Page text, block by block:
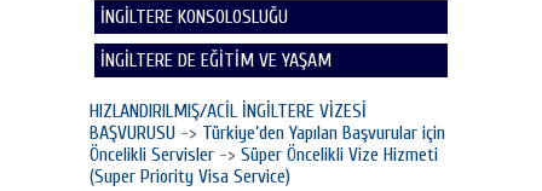
İNGİLTERE KONSOLOSLUĞU
İNGİLTERE DE EĞİTİM VE YAŞAM
HIZLANDIRILMIŞ/ACİL İNGİLTERE VİZESİ
BAŞVURUSU -> Türkiye’den Yapılan Başvurular için
Öncelikli Servisler -> Süper Öncelikli Vize Hizmeti
(Super Priority Visa Service)